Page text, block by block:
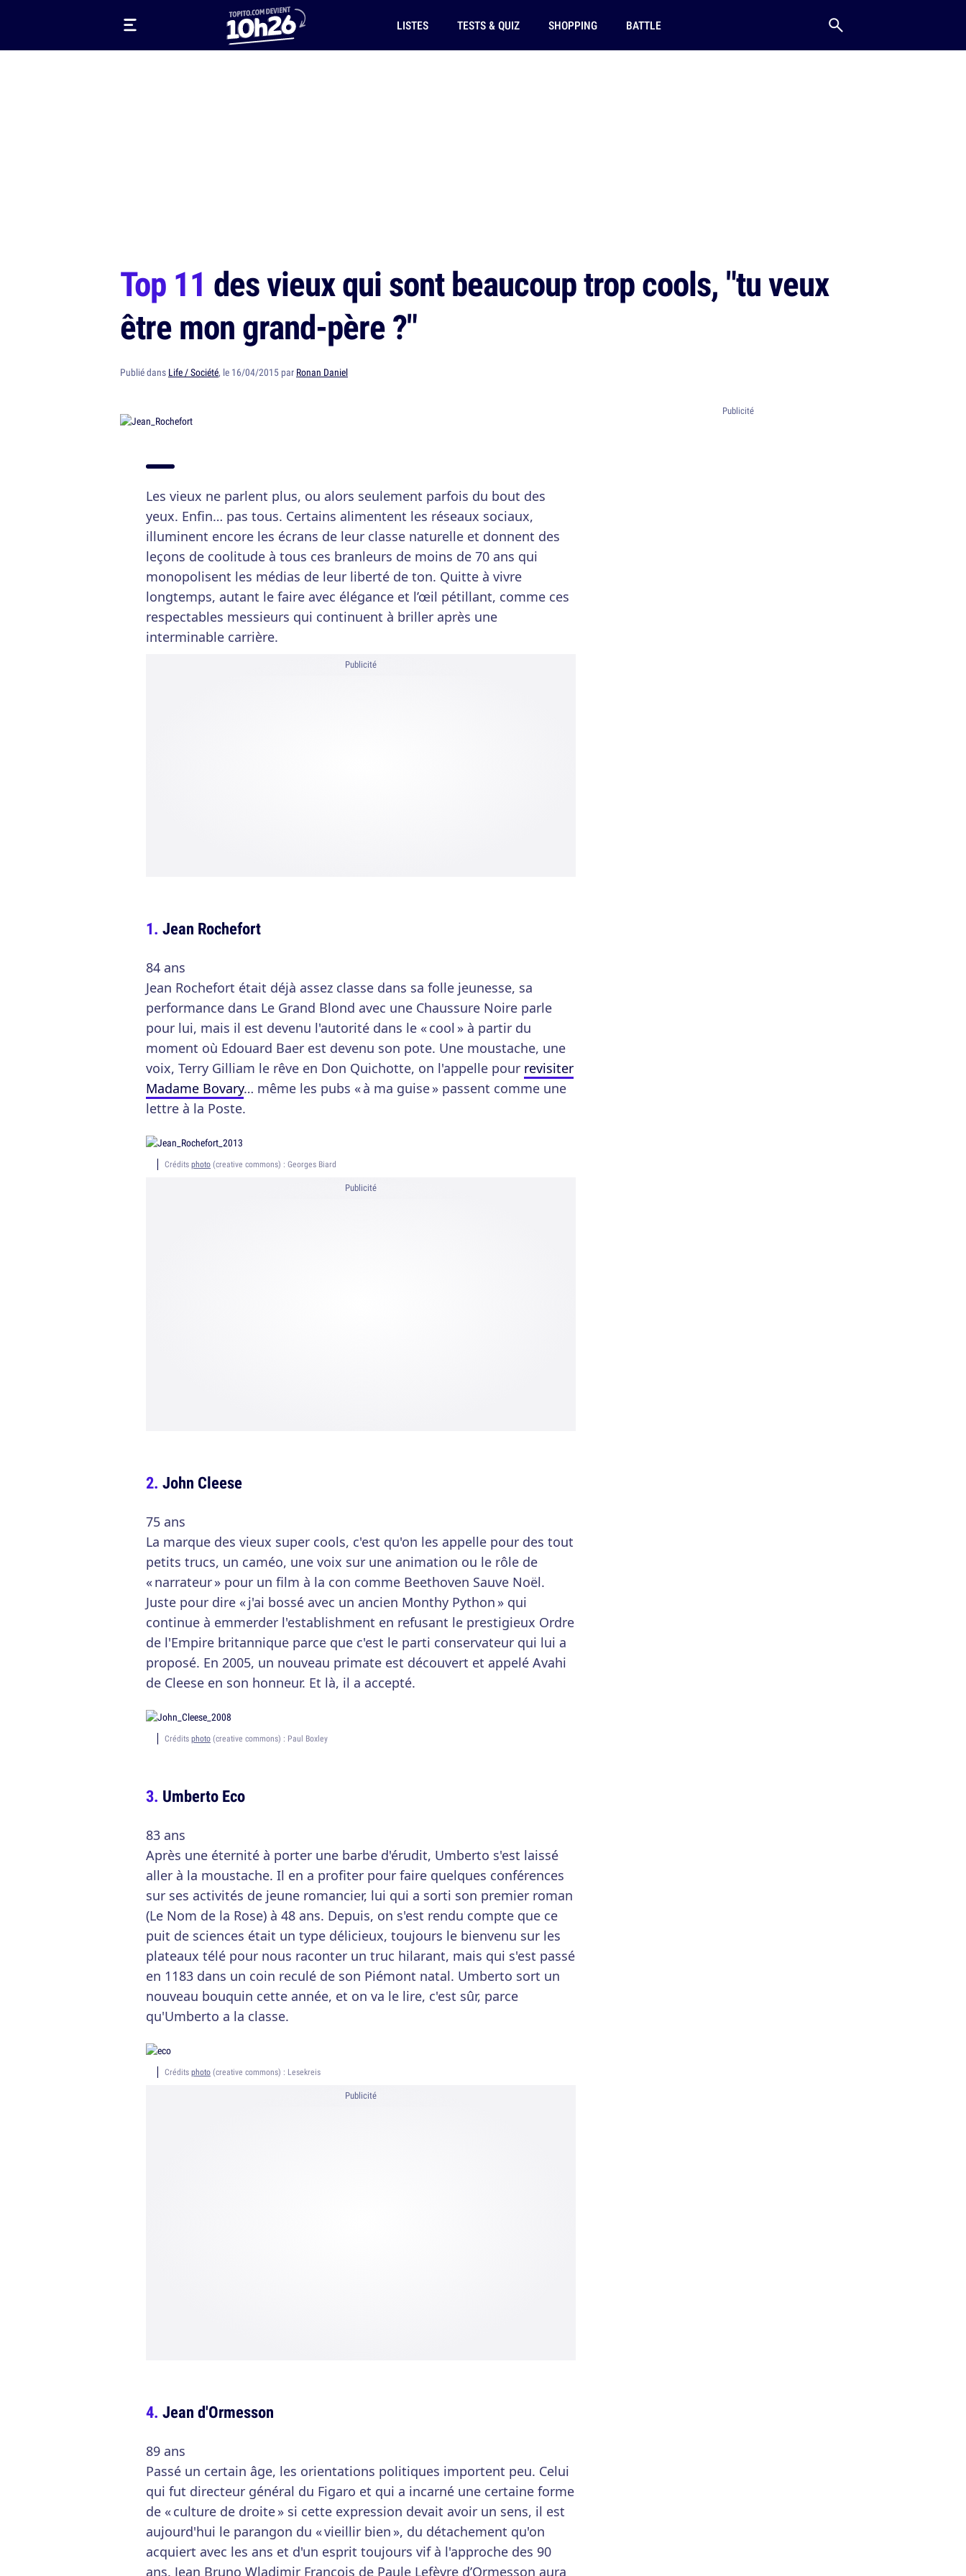
LISTES TESTS & QUIZ SHOPPING BATTLE
Top 11 des vieux qui sont beaucoup trop cools, "tu veux
être mon grand-père ?"
Publié dans Life / Société, le 16/04/2015 par Ronan Daniel
Les vieux ne parlent plus, ou alors seulement parfois du bout des
yeux. Enfin… pas tous. Certains alimentent les réseaux sociaux,
illuminent encore les écrans de leur classe naturelle et donnent des
leçons de coolitude à tous ces branleurs de moins de 70 ans qui
monopolisent les médias de leur liberté de ton. Quitte à vivre
longtemps, autant le faire avec élégance et l’œil pétillant, comme ces
respectables messieurs qui continuent à briller après une
interminable carrière.
Publicité
Jean Rochefort
84 ans
Jean Rochefort était déjà assez classe dans sa folle jeunesse, sa
performance dans Le Grand Blond avec une Chaussure Noire parle
pour lui, mais il est devenu l'autorité dans le « cool » à partir du
moment où Edouard Baer est devenu son pote. Une moustache, une
voix, Terry Gilliam le rêve en Don Quichotte, on l'appelle pour revisiter
Madame Bovary… même les pubs « à ma guise » passent comme une
lettre à la Poste.
Crédits photo (creative commons) : Georges Biard
Publicité
John Cleese
75 ans
La marque des vieux super cools, c'est qu'on les appelle pour des tout
petits trucs, un caméo, une voix sur une animation ou le rôle de
« narrateur » pour un film à la con comme Beethoven Sauve Noël.
Juste pour dire « j'ai bossé avec un ancien Monthy Python » qui
continue à emmerder l'establishment en refusant le prestigieux Ordre
de l'Empire britannique parce que c'est le parti conservateur qui lui a
proposé. En 2005, un nouveau primate est découvert et appelé Avahi
de Cleese en son honneur. Et là, il a accepté.
Crédits photo (creative commons) : Paul Boxley
Umberto Eco
83 ans
Après une éternité à porter une barbe d'érudit, Umberto s'est laissé
aller à la moustache. Il en a profiter pour faire quelques conférences
sur ses activités de jeune romancier, lui qui a sorti son premier roman
(Le Nom de la Rose) à 48 ans. Depuis, on s'est rendu compte que ce
puit de sciences était un type délicieux, toujours le bienvenu sur les
plateaux télé pour nous raconter un truc hilarant, mais qui s'est passé
en 1183 dans un coin reculé de son Piémont natal. Umberto sort un
nouveau bouquin cette année, et on va le lire, c'est sûr, parce
qu'Umberto a la classe.
Crédits photo (creative commons) : Lesekreis
Publicité
Jean d'Ormesson
89 ans
Passé un certain âge, les orientations politiques importent peu. Celui
qui fut directeur général du Figaro et qui a incarné une certaine forme
de « culture de droite » si cette expression devait avoir un sens, il est
aujourd'hui le parangon du « vieillir bien », du détachement qu'on
acquiert avec les ans et d'un esprit toujours vif à l'approche des 90
ans. Jean Bruno Wladimir François de Paule Lefèvre d’Ormesson aura